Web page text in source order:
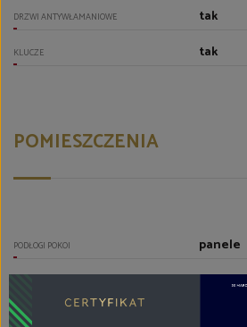
DRZWI ANTYWŁAMANIOWE tak
KLUCZE tak
POMIESZCZENIA
PODŁOGI POKOI panele
aneks
RODZAJ KUCHNI